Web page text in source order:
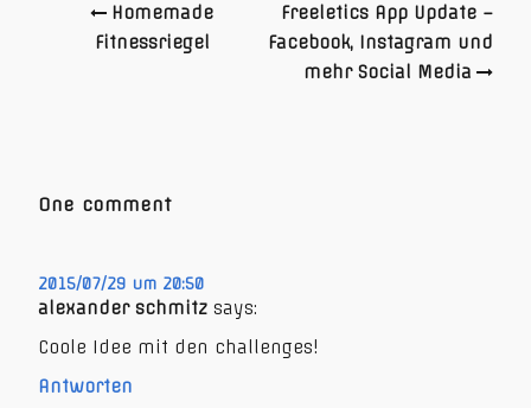
Homemade
Fitnessriegel
Freeletics App Update –
Facebook, Instagram und
mehr Social Media
One comment
2015/07/29 um 20:50
alexander schmitz says:
Coole Idee mit den challenges!
Antworten